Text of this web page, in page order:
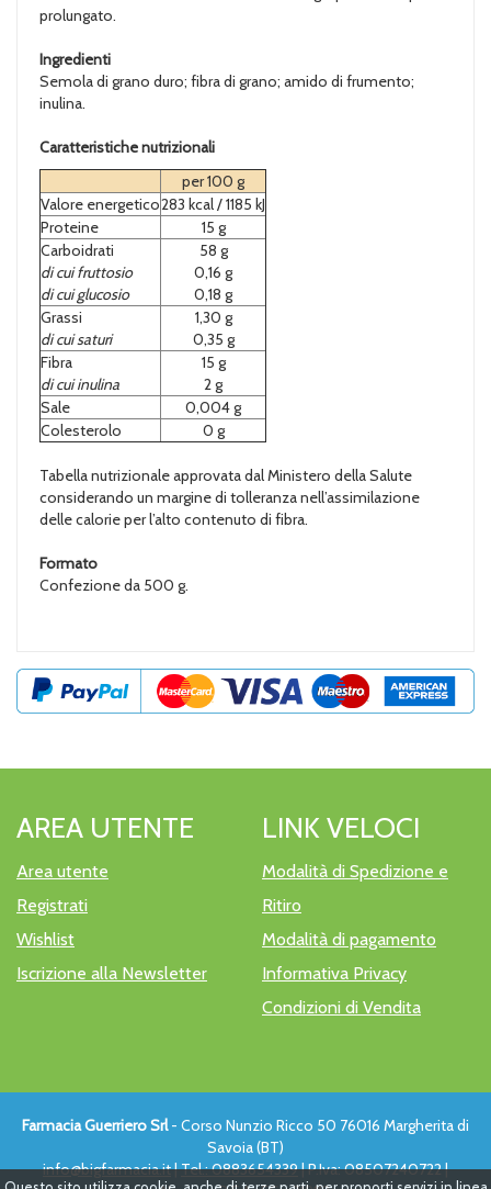
prolungato.
Ingredienti
Semola di grano duro; fibra di grano; amido di frumento;
inulina.
Caratteristiche nutrizionali
per 100 g
Valore energetico283 kcal / 1185 kJ
Proteine
15 g
Carboidrati
di cui fruttosio
di cui glucosio
58 g
0,16 g
0,18 g
Grassi
di cui saturi
1,30 g
0,35 g
Fibra
di cui inulina
15 g
2 g
Sale
0,004 g
Colesterolo
0 g
Tabella nutrizionale approvata dal Ministero della Salute
considerando un margine di tolleranza nell’assimilazione
delle calorie per l’alto contenuto di fibra.
Formato
Confezione da 500 g.
AREA UTENTE
Area utente
Registrati
Wishlist
Iscrizione alla Newsletter
LINK VELOCI
Modalità di Spedizione e
Ritiro
Modalità di pagamento
Informativa Privacy
Condizioni di Vendita
Farmacia Guerriero Srl- Corso Nunzio Ricco 50 76016 Margherita di
Savoia (BT)
info@bigfarmacia.it|Tel.: 0883654339| P.Iva: 08507240722 |